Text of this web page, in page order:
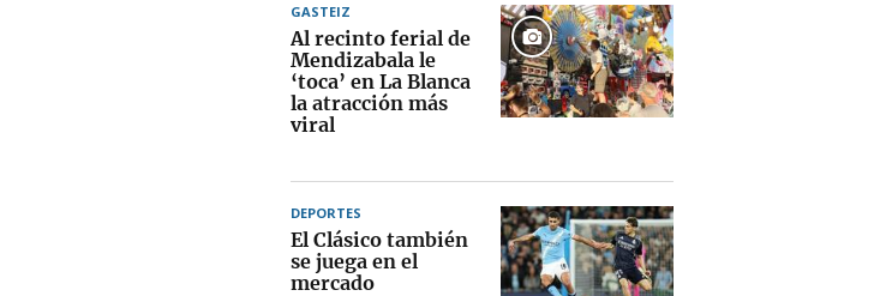
GASTEIZ
Al recinto ferial de
Mendizabala le
‘toca’ en La Blanca
la atracción más
viral
DEPORTES
El Clásico también
se juega en el
mercado